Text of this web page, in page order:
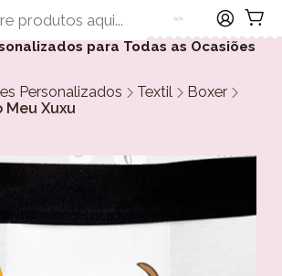
para Todas as Ocasiões
Personalizados Textil
Boxer
Meu Xuxu